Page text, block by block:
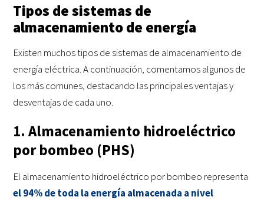
Tipos de sistemas de
almacenamiento de energía
Existen muchos tipos de sistemas de almacenamiento de
energía eléctrica. A continuación, comentamos algunos de
los más comunes, destacando las principales ventajas y
desventajas de cada uno.
1. Almacenamiento hidroeléctrico
por bombeo (PHS)
El almacenamiento hidroeléctrico por bombeo representa
el 94% de toda la energía almacenada a nivel